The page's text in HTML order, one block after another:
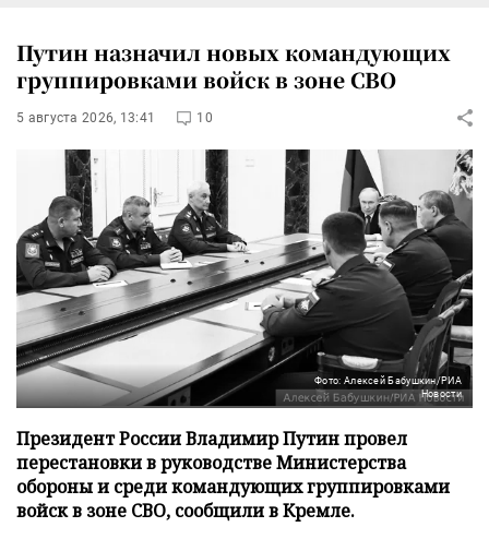
Путин назначил новых командующих
группировками войск в зоне СВО
5 августа 2026, 13:41 10
Фото: Алексей Бабушкин/РИА
Новости
Президент России Владимир Путин провел
перестановки в руководстве Министерства
обороны и среди командующих группировками
войск в зоне СВО, сообщили в Кремле.